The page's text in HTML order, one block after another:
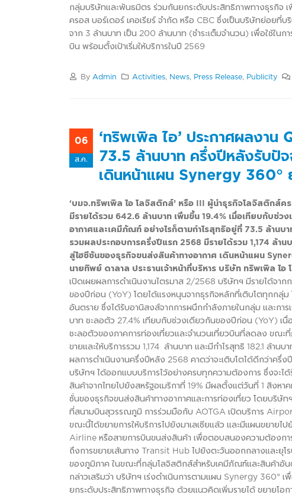
กลุ่มบริษัทและพันธมิตร ร่วมกันยกระดับประสิทธิภาพทางธุรกิจ
ครอส บอร์เดอร์ เคอเรียร์ จำกัด หรือ CBC ซึ่งเป็นบริษัทย่อยที่
จาก 3 ล้านบาท เป็น 200 ล้านบาท (ชำระเต็มจำนวน) เพื่อใช้ใ
บิน พร้อมตั้งเป้าเริ่มให้บริการในปี 2569
By Admin Activities, News, Press Release, Publicity
06
ส.ค.
‘ทริพเพิล ไอ’ ประกาศผลงา
73.5 ล้านบาท ครึ่งปีหลังรับปั
เดินหน้าแผน Synergy 360°
‘บมจ.ทริพเพิล ไอ โลจิสติกส์’ หรือ III ผู้นำธุรกิจโลจิสติกส์ค
มีรายได้รวม 642.6 ล้านบาท เพิ่มขึ้น 19.4% เมื่อเทียบกับช่
อากาศและเคมีภัณฑ์ อย่างไรก็ตามกำไรสุทธิอยู่ที่ 73.5 ล้าน
รวมผลประกอบการครึ่งปีแรก 2568 มีรายได้รวม 1,174 ล้า
สู่ไฮซีซันของธุรกิจขนส่งสินค้าทางอากาศ เดินหน้าแผน
นายทิพย์ ดาลาล ประธานเจ้าหน้าที่บริหาร บริษัท ทริพเพิล ไ
เปิดเผยผลการดำเนินงานไตรมาส 2/2568 บริษัทฯ มีรายได้จาก
ของปีก่อน (YoY) โดยได้แรงหนุนจากธุรกิจหลักที่เติบโตทุกกลุ่ม
อันตราย ซึ่งได้รับอานิสงส์จากการผนึกกำลังภายในกลุ่ม และกา
บาท ชะลอตัว 27.4% เทียบกับช่วงเดียวกันของปีก่อน (YoY) เ
ชะลอตัวของภาคการท่องเที่ยวและจำนวนเที่ยวบินที่ลดลง ขณะ
ขายและให้บริการรวม 1,174 ล้านบาท และมีกำไรสุทธิ 182.1 ล้
ผลการดำเนินงานครึ่งปีหลัง 2568 คาดว่าจะเติบโตได้ดีกว่าครึ่
บริษัทฯ ได้ออกแบบบริการไว้อย่างครบทุกความต้องการ ซึ่งจะไ
สินค้าจากไทยไปยังสหรัฐอเมริกาที่ 19% มีผลตั้งแต่วันที่ 1 สิงหา
ซั่นของธุรกิจขนส่งสินค้าทางอากาศและการท่องเที่ยว โดยบริ
ที่สนามบินสุวรรณภูมิ การร่วมมือกับ AOTGA เปิดบริการ
ขณะนี้ได้ขยายการให้บริการไปยังมาเลเซียแล้ว และมีแผนขยา
Airline หรือสายการบินขนส่งสินค้า เพื่อตอบสนองความต้องการ
ถึงการขยายเส้นทาง Transit Hub ไปยังตะวันออกกลางและยุ
ของภูมิภาค ในขณะที่กลุ่มโลจิสติกส์สำหรับเคมีภัณฑ์และสินค้าอัน
กล่าวเสริมว่า บริษัทฯ เร่งดำเนินการตามแผน Synergy 360°
ยกระดับประสิทธิภาพทางธุรกิจ ด้วยแนวคิดเพิ่มรายได้ ขยายโอ